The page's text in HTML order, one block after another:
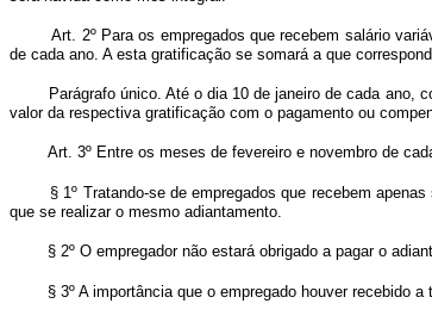
Art. 2º Para os empregados que recebem salário
de cada ano. A esta gratificação se somará a que
Parágrafo único. Até o dia 10 de janeiro de cada ano,
valor da respectiva gratificação com o pagamento ou
Art. 3º Entre os meses de fevereiro e novembro de
§ 1º Tratando-se de empregados que recebem
que se realizar o mesmo adiantamento.
§ 2º O empregador não estará obrigado a pagar o
§ 3º A importância que o empregado houver recebido